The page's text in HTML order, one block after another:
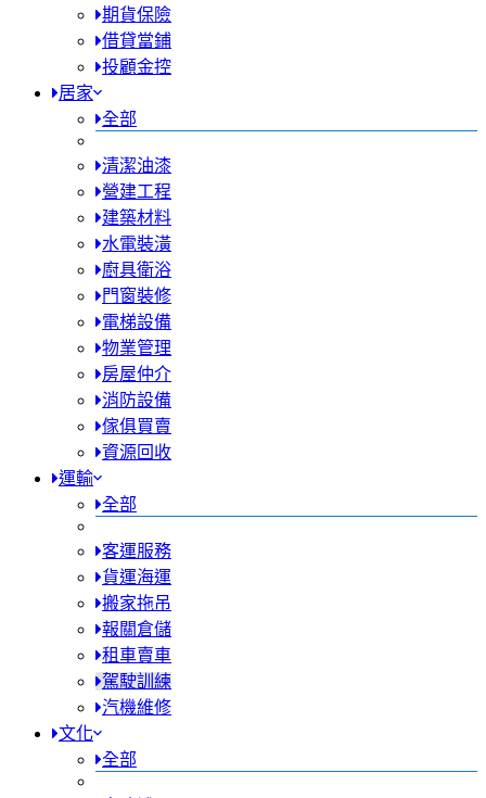
期貨保險
借貸當鋪
投顧金控
居家
全部
清潔油漆
營建工程
建築材料
水電裝潢
廚具衛浴
門窗裝修
電梯設備
物業管理
房屋仲介
消防設備
傢俱買賣
資源回收
運輸
全部
客運服務
貨運海運
搬家拖吊
報關倉儲
租車賣車
駕駛訓練
汽機維修
文化
全部